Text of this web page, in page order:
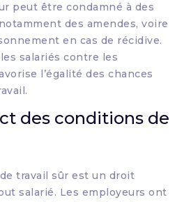
peut être condamné à des
des amendes, voire
en cas de récidive.
salariés contre les
l’égalité des chances
des conditions de
travail sûr est un droit
salarié. Les employeurs ont